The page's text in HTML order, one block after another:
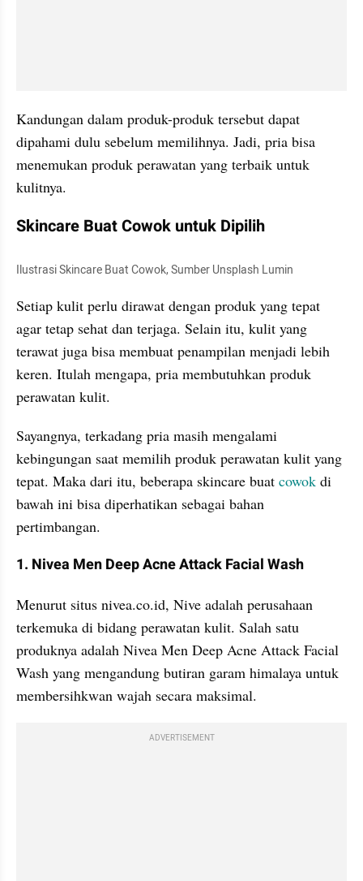
Kandungan dalam produk-produk tersebut dapat
dipahami dulu sebelum memilihnya. Jadi, pria bisa
menemukan produk perawatan yang terbaik untuk
kulitnya.
Skincare Buat Cowok untuk Dipilih
Ilustrasi Skincare Buat Cowok, Sumber Unsplash Lumin
Setiap kulit perlu dirawat dengan produk yang tepat
agar tetap sehat dan terjaga. Selain itu, kulit yang
terawat juga bisa membuat penampilan menjadi lebih
keren. Itulah mengapa, pria membutuhkan produk
perawatan kulit.
Sayangnya, terkadang pria masih mengalami
kebingungan saat memilih produk perawatan kulit yang
tepat. Maka dari itu, beberapa skincare buat cowok di
bawah ini bisa diperhatikan sebagai bahan
pertimbangan.
1. Nivea Men Deep Acne Attack Facial Wash
Menurut situs nivea.co.id, Nive adalah perusahaan
terkemuka di bidang perawatan kulit. Salah satu
produknya adalah Nivea Men Deep Acne Attack Facial
Wash yang mengandung butiran garam himalaya untuk
membersihkwan wajah secara maksimal.
ADVERTISEMENT